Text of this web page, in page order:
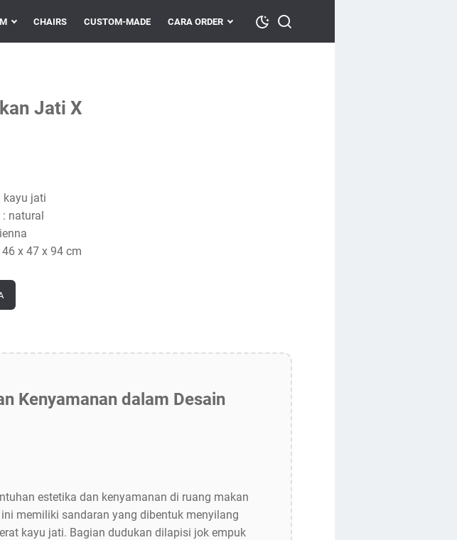
CHAIRS CUSTOM-MADE CARA ORDER
Jati X
kayu jati
natural
46 x 47 x 94 cm
Kenyamanan dalam Desain
estetika dan kenyamanan di ruang makan
memiliki sandaran yang dibentuk menyilang
kayu jati. Bagian dudukan dilapisi jok empuk